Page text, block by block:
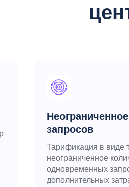
запросов
Тарификация в виде
неограниченное
одновременных
дополнительных